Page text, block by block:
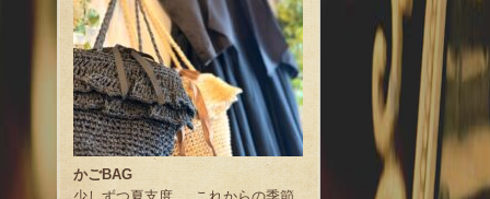
かごBAG
少しずつ夏支度 これからの季節